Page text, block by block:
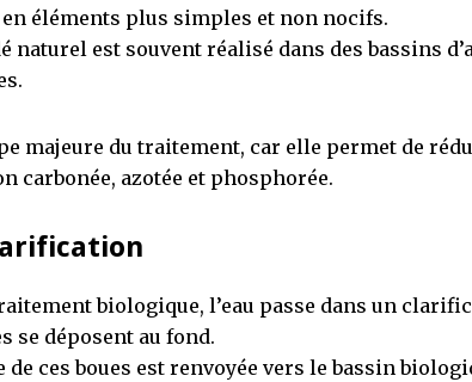
éléments plus simples et non nocifs.
naturel est souvent réalisé dans des bassins
majeure du traitement, car elle permet de
carbonée, azotée et phosphorée.
biologique, l’eau passe dans un
se déposent au fond.
de ces boues est renvoyée vers le bassin